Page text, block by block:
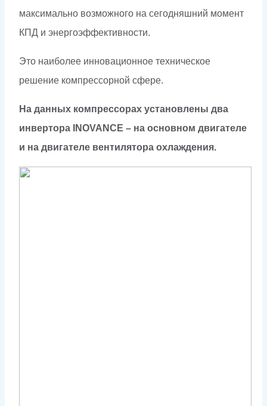
максимально возможного на сегодняшний момент
КПД и энергоэффективности.
Это наиболее инновационное техническое
решение компрессорной сфере.
На данных компрессорах установлены два
инвертора INOVANCE – на основном двигателе
и на двигателе вентилятора охлаждения.